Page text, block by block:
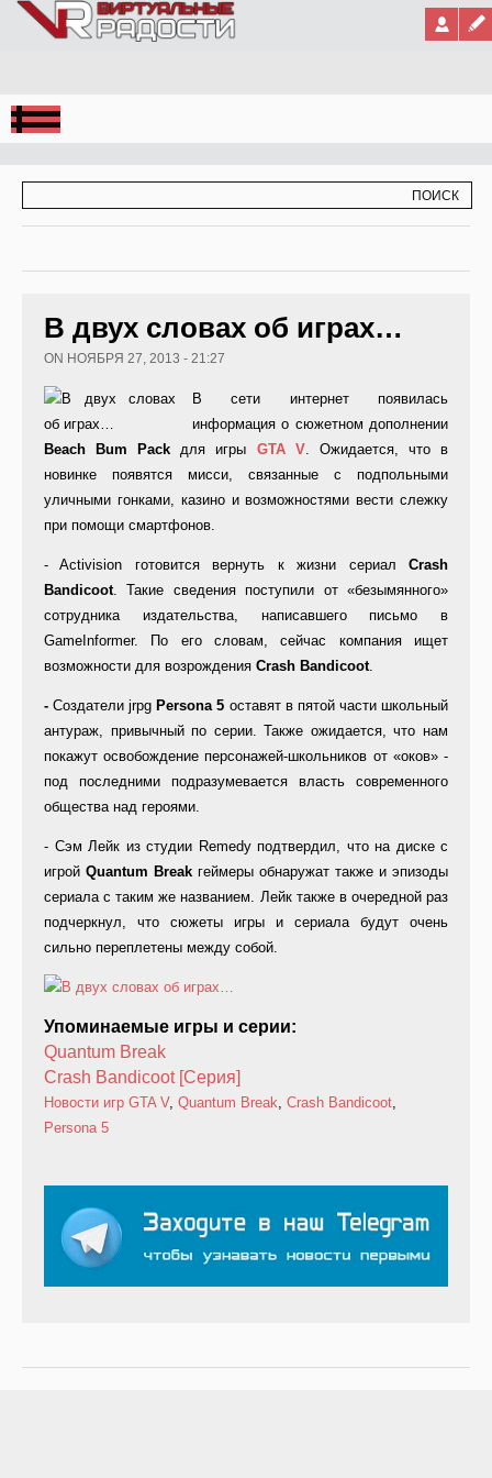
Jump to Navigation
В двух словах об играх…
ON НОЯБРЯ 27, 2013 - 21:27
В сети интернет появилась
информация о сюжетном дополнении
Beach Bum Packдля игры GTA V. Ожидается, что в
новинке появятся мисси, связанные с подпольными
уличными гонками, казино и возможностями вести слежку
при помощи смартфонов.
- Activision готовится вернуть к жизни сериал Crash
Bandicoot. Такие сведения поступили от «безымянного»
сотрудника издательства, написавшего письмо в
GameInformer. По его словам, сейчас компания ищет
возможности для возрождения Crash Bandicoot.
-Создатели jrpg Persona 5 оставят в пятой части школьный
антураж, привычный по серии. Также ожидается, что нам
покажут освобождение персонажей-школьников от «оков» -
под последними подразумевается власть современного
общества над героями.
- Сэм Лейк из студии Remedy подтвердил, что на диске с
игрой Quantum Break геймеры обнаружат также и эпизоды
сериала с таким же названием. Лейк также в очередной раз
подчеркнул, что сюжеты игры и сериала будут очень
сильно переплетены между собой.
Упоминаемые игры и серии:
Quantum Break
Crash Bandicoot [Серия]
Новости игр GTA V, Quantum Break, Crash Bandicoot,
Persona 5